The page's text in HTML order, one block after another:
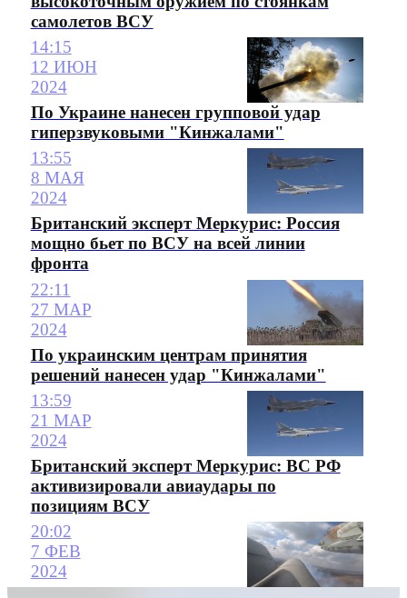
самолетов ВСУ
14:15
12 ИЮН
2024
По Украине нанесен групповой удар
гиперзвуковыми "Кинжалами"
13:55
8 МАЯ
2024
Британский эксперт Меркурис: Россия
мощно бьет по ВСУ на всей линии
фронта
22:11
27 МАР
2024
По украинским центрам принятия
решений нанесен удар "Кинжалами"
13:59
21 МАР
2024
Британский эксперт Меркурис: ВС РФ
активизировали авиаудары по
позициям ВСУ
20:02
7 ФЕВ
2024